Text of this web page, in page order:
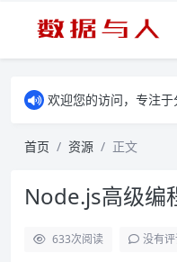
欢迎您的访问，专注于
首页 资源 正文
Node.js高级编
633次阅读 没有